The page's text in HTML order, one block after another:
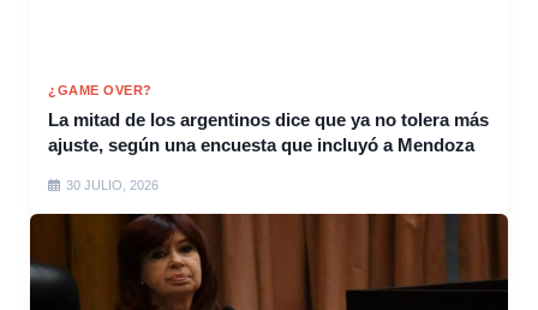
¿GAME OVER?
La mitad de los argentinos dice que ya no tolera más
ajuste, según una encuesta que incluyó a Mendoza
30 JULIO, 2026